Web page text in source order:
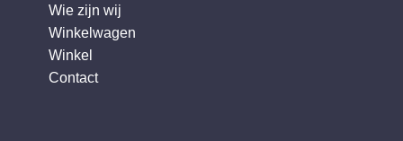
Wie zijn wij
Winkelwagen
Winkel
Contact